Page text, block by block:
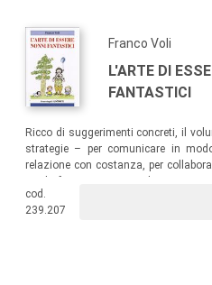
Franco Voli
L'ARTE DI
FANTASTICI
Ricco di suggerimenti concreti, il
strategie – per comunicare in
relazione con costanza, per
l’arte di essere nonni.
cod.
239.207